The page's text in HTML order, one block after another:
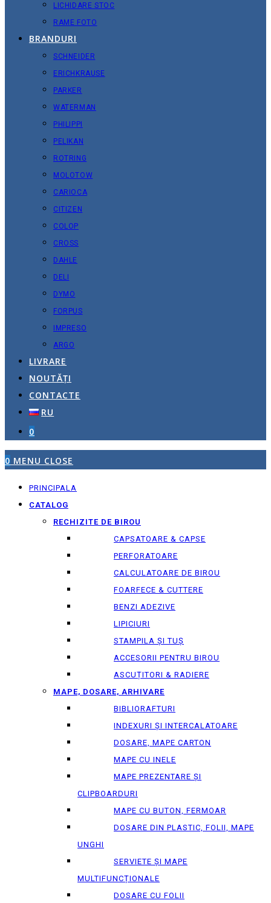
LICHIDARE STOC
RAME FOTO
BRANDURI
SCHNEIDER
ERICHKRAUSE
PARKER
WATERMAN
PHILIPPI
PELIKAN
ROTRING
MOLOTOW
CARIOCA
CITIZEN
COLOP
CROSS
DAHLE
DELI
DYMO
FORPUS
IMPRESO
ARGO
LIVRARE
NOUTĂȚI
CONTACTE
RU
0
0 MENU CLOSE
PRINCIPALA
CATALOG
RECHIZITE DE BIROU
CAPSATOARE & CAPSE
PERFORATOARE
CALCULATOARE DE BIROU
FOARFECE & CUTTERE
BENZI ADEZIVE
LIPICIURI
STAMPILA ȘI TUȘ
ACCESORII PENTRU BIROU
ASCUȚITORI & RADIERE
MAPE, DOSARE, ARHIVARE
BIBLIORAFTURI
INDEXURI ȘI INTERCALATOARE
DOSARE, MAPE CARTON
MAPE CU INELE
MAPE PREZENTARE ȘI
CLIPBOARDURI
MAPE CU BUTON, FERMOAR
DOSARE DIN PLASTIC, FOLII, MAPE
UNGHI
SERVIETE ȘI MAPE
MULTIFUNCȚIONALE
DOSARE CU FOLII